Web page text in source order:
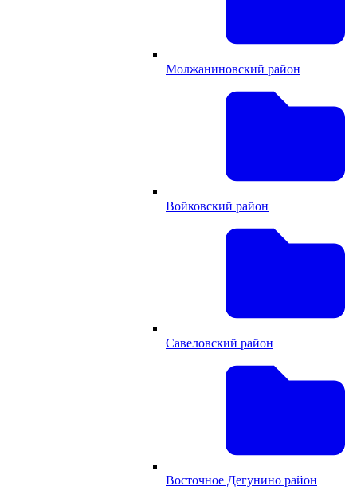
Молжаниновский район
Войковский район
Савеловский район
Восточное Дегунино район